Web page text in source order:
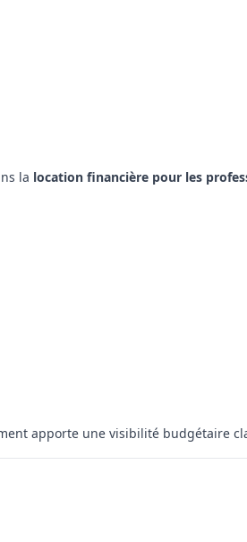
la location financière pour les
apporte une visibilité budgétaire